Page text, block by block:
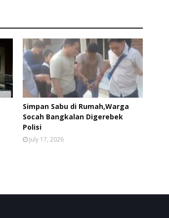
Simpan Sabu di Rumah,Warga
Socah Bangkalan Digerebek
Polisi
July 17, 2026